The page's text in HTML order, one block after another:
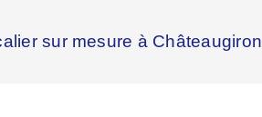
sur mesure à Châteaugiron